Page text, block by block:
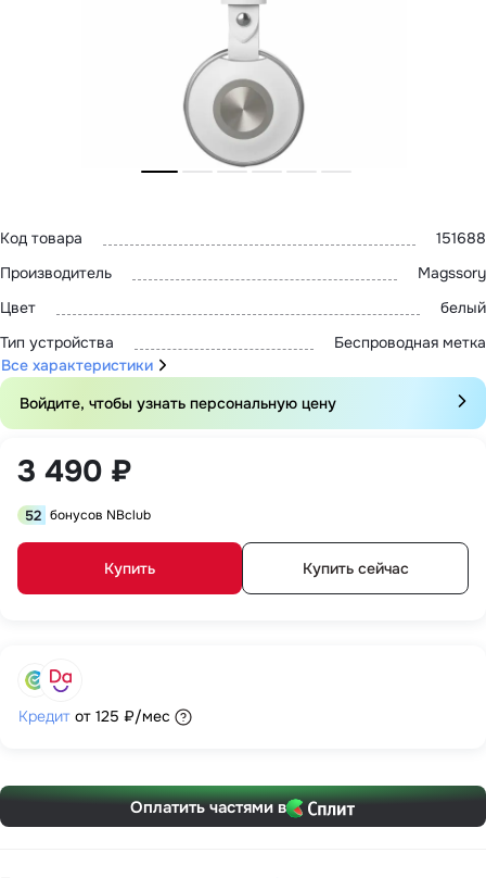
Наушники
Мониторы
Стилусы
Сетевое оборудование
Ремешки
Красота и здоровье
Роутеры
Код товара
151688
Производитель
Magssory
Цвет
белый
Тип устройства
Беспроводная метка
Все характеристики
Войдите, чтобы узнать персональную цену
3 490 ₽
52 бонусов NBclub
Купить Купить сейчас
Кредит от 125 ₽/мес
Оплатить частями в